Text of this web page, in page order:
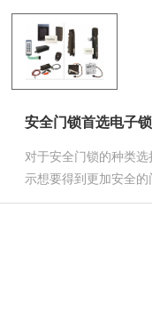
安全门锁首选电子
对于安全门锁的种类
示想要得到更加安全的